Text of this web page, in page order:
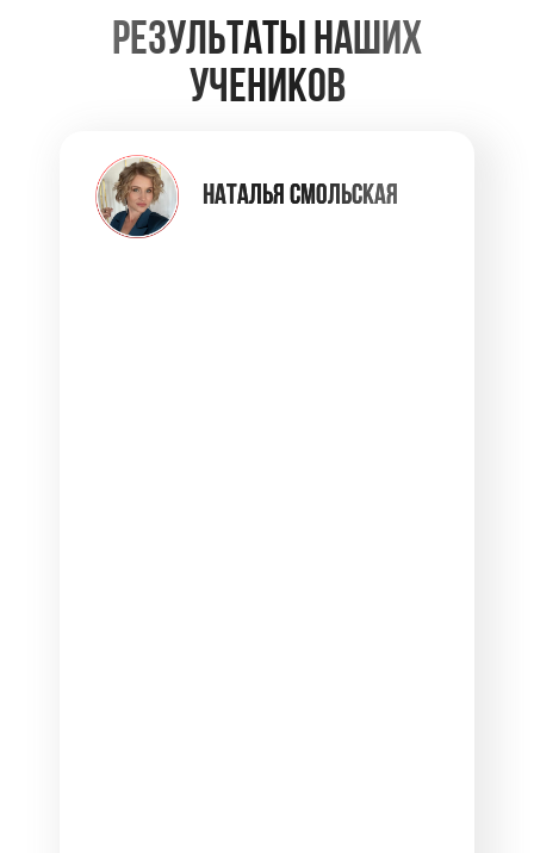
РЕЗУЛЬТАТЫ НАШИХ
УЧЕНИКОВ
НАТАЛЬЯ СМОЛЬСКАЯ